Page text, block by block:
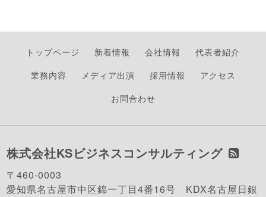
トップページ 新着情報 会社情報
代表者紹介
業務内容
メディア出演 採用情報
アクセス
お問合わせ
株式会社KSビジネスコンサルティング
〒460-0003
愛知県名古屋市中区錦一丁目4番16号 KDX名古屋日銀